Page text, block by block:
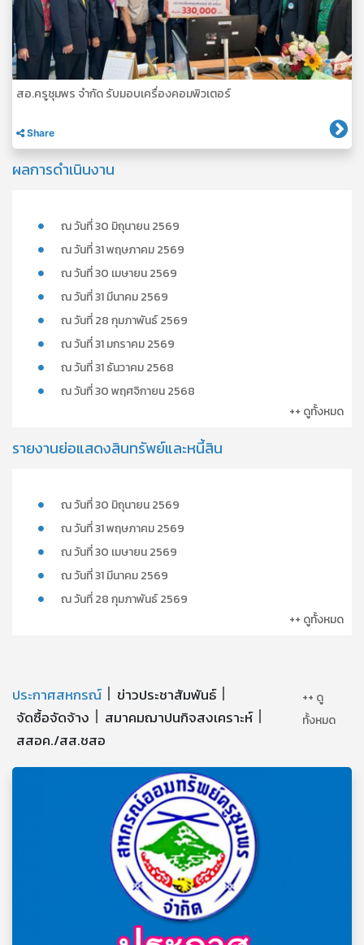
สอ.ครูชุมพร จำกัด รับมอบเครื่องคอมพิวเตอร์
Share
ผลการดำเนินงาน
ณ วันที่ 30 มิถุนายน 2569
ณ วันที่ 31 พฤษภาคม 2569
ณ วันที่ 30 เมษายน 2569
ณ วันที่ 31 มีนาคม 2569
ณ วันที่ 28 กุมภาพันธ์ 2569
ณ วันที่ 31 มกราคม 2569
ณ วันที่ 31 ธันวาคม 2568
ณ วันที่ 30 พฤศจิกายน 2568
++ ดูทั้งหมด
รายงานย่อแสดงสินทรัพย์และหนี้สิน
ณ วันที่ 30 มิถุนายน 2569
ณ วันที่ 31 พฤษภาคม 2569
ณ วันที่ 30 เมษายน 2569
ณ วันที่ 31 มีนาคม 2569
ณ วันที่ 28 กุมภาพันธ์ 2569
++ ดูทั้งหมด
ประกาศสหกรณ์
ข่าวประชาสัมพันธ์
จัดซื้อจัดจ้าง
สมาคมฌาปนกิจสงเคราะห์
สสอค./สส.ชสอ
++ ดู
ทั้งหมด